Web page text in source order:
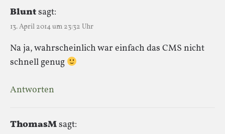
Bluntsagt:
13. April 2014 um 23:32 Uhr
Na ja, wahrscheinlich war einfach das CMS nicht
schnell genug
Antworten
ThomasMsagt: